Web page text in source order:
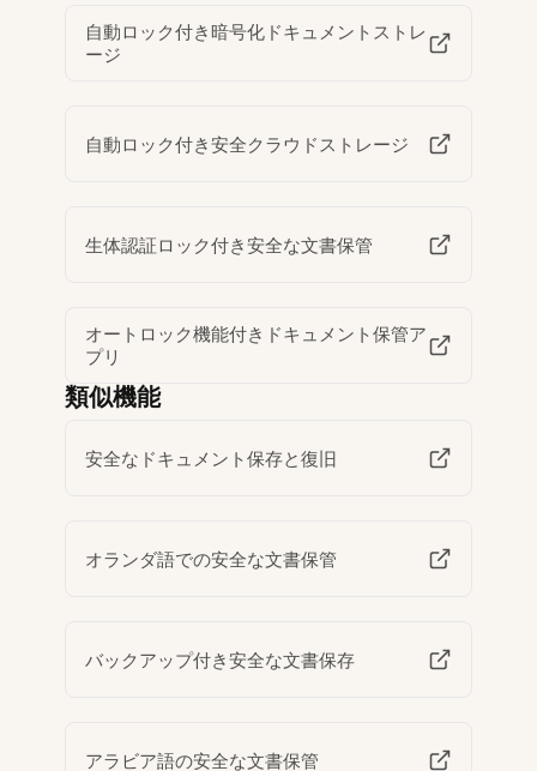
自動ロック付き暗号化ドキュメントストレ
ージ
自動ロック付き安全クラウドストレージ
生体認証ロック付き安全な文書保管
オートロック機能付きドキュメント保管ア
プリ
類似機能
安全なドキュメント保存と復旧
オランダ語での安全な文書保管
バックアップ付き安全な文書保存
アラビア語の安全な文書保管